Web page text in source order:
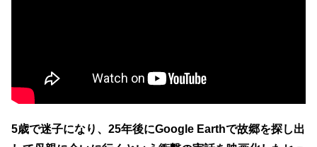
5歳で迷子になり、25年後にGoogle Earthで故郷を探し出